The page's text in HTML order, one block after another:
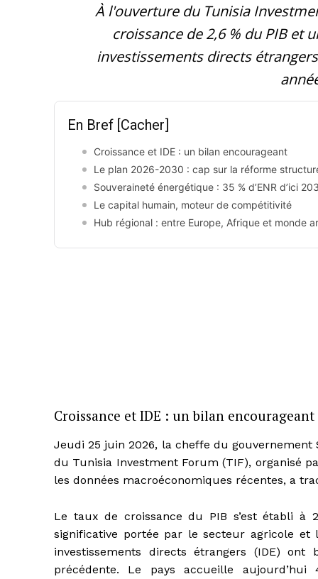
À l'ouverture du Tunisia
croissance de 2,6 % du PIB et
investissements directs
En Bref [Cacher]
Croissance et IDE : un bilan encourageant
Le plan 2026-2030 : cap sur la réforme
Souveraineté énergétique : 35 % d’ENR d’ici
Le capital humain, moteur de compétitivité
Hub régional : entre Europe, Afrique et monde
Croissance et IDE : un bilan encourageant
Jeudi 25 juin 2026, la cheffe du gouvernement
du Tunisia Investment Forum (TIF), organisé
les données macroéconomiques récentes, a
Le taux de croissance du PIB s’est établi
significative portée par le secteur agricole
investissements directs étrangers (IDE)
précédente. Le pays accueille